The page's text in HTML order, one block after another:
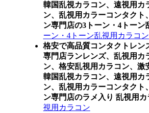
韓国乱視カラコン、遠視用カ
ン、乱視用カラーコンタクト
ン専門店の3トーン・4トーン
ーン・4トーン乱視用カラコン
格安で高品質コンタクトレン
専門店ランレンズ、乱視用カ
ン、格安乱視用カラコン、激
韓国乱視カラコン、遠視用カ
ン、乱視用カラーコンタクト
ン専門店のラメ入り 乱視用
視用カラコン